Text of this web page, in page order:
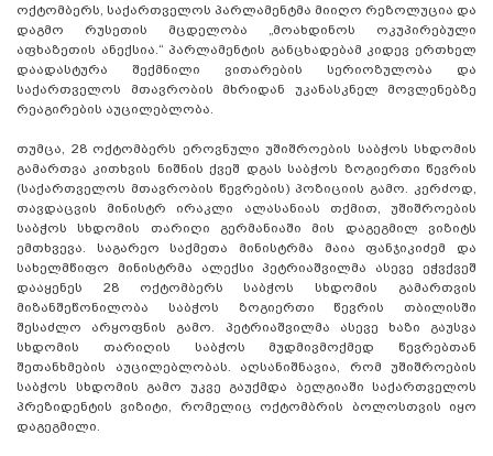
ოქტომბერს, საქართველოს პარლამენტმა მიიღო რეზოლუცია და
დაგმო რუსეთის მცდელობა „მოახდინოს ოკუპირებული
აფხაზეთის ანექსია.“ პარლამენტის განცხადებამ კიდევ ერთხელ
დაადასტურა შექმნილი ვითარების სერიოზულობა და
საქართველოს მთავრობის მხრიდან უკანასკნელ მოვლენებზე
რეაგირების აუცილებლობა.
თუმცა, 28 ოქტომბერს ეროვნული უშიშროების საბჭოს სხდომის
გამართვა კითხვის ნიშნის ქვეშ დგას საბჭოს ზოგიერთი წევრის
(საქართველოს მთავრობის წევრების) პოზიციის გამო. კერძოდ,
თავდაცვის მინისტრ ირაკლი ალასანიას თქმით, უშიშროების
საბჭოს სხდომის თარიღი გერმანიაში მის დაგეგმილ ვიზიტს
ემთხვევა. საგარეო საქმეთა მინისტრმა მაია ფანჯიკიძემ და
სახელმწიფო მინისტრმა ალექსი პეტრიაშვილმა ასევე ეჭვქვეშ
დააყენეს 28 ოქტომბერს საბჭოს სხდომის გამართვის
მიზანშეწონილობა საბჭოს ზოგიერთი წევრის თბილისში
შესაძლო არყოფნის გამო. პეტრიაშვილმა ასევე ხაზი გაუსვა
სხდომის თარიღის საბჭოს მუდმივმოქმედ წევრებთან
შეთანხმების აუცილებლობას. აღსანიშნავია, რომ უშიშროების
საბჭოს სხდომის გამო უკვე გაუქმდა ბელგიაში საქართველოს
პრეზიდენტის ვიზიტი, რომელიც ოქტომბრის ბოლოსთვის იყო
დაგეგმილი.